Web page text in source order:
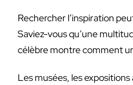
Rechercher l’inspiration
Saviez-vous qu’une
célèbre montre comment
Les musées, les